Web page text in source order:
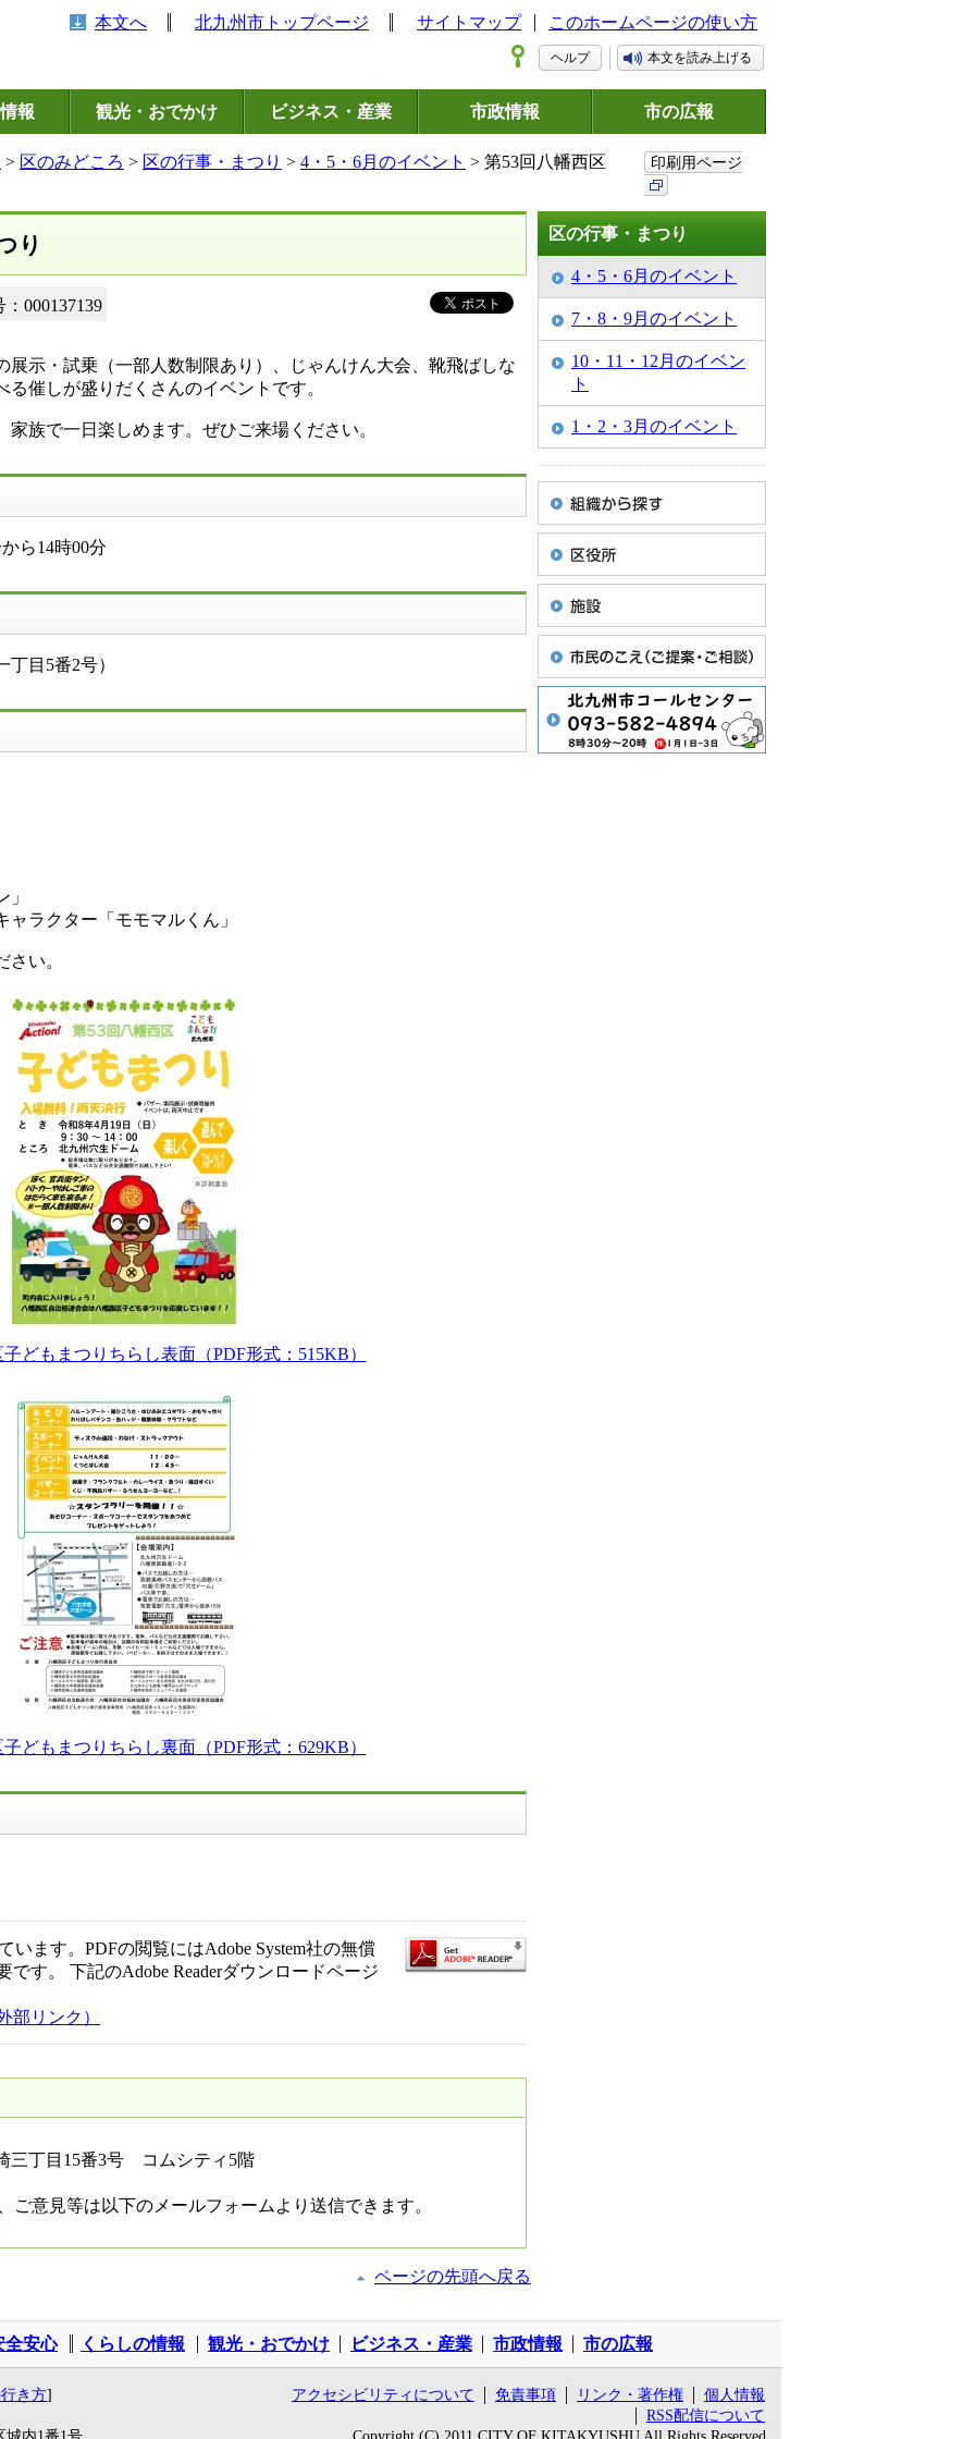
本文へ 北九州市トップページ サイトマップ このホームページの使い方
ヘルプ 本文を読み上げる
報 観光・おでかけ ビジネス・産業 市政情報 市の広報
> 区のみどころ > 区の行事・まつり > 4・5・6月のイベント > 第53回八幡西区
印刷用ページ
り
000137139
展示・試乗（一部人数制限あり）、じゃんけん大会、靴飛ばしな
催しが盛りだくさんのイベントです。
族で一日楽しめます。ぜひご来場ください。
ら14時00分
目5番2号）
ラクター「モモマルくん」
さい。
どもまつりちらし表面（PDF形式：515KB）
どもまつりちらし裏面（PDF形式：629KB）
います。PDFの閲覧にはAdobe System社の無償
です。 下記のAdobe Readerダウンロードページ
部リンク）
三丁目15番3号 コムシティ5階
ご意見等は以下のメールフォームより送信できます。
区の行事・まつり
4・5・6月のイベント
7・8・9月のイベント
10・11・12月のイベン
ト
1・2・3月のイベント
ページの先頭へ戻る
全安心 くらしの情報 観光・おでかけ ビジネス・産業 市政情報 市の広報
き方]
アクセシビリティについて 免責事項 リンク・著作権
個人情報
RSS配信について